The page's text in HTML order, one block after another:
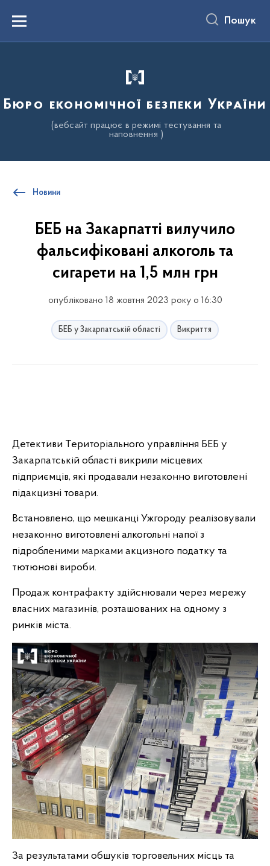
вмістуMenu Пошук
Бюро економічної безпеки України
(вебсайт працює в режимі тестування та
наповнення )
Новини
БЕБ на Закарпатті вилучило
фальсифіковані алкоголь та
сигарети на 1,5 млн грн
опубліковано 18 жовтня 2023 року о 16:30
БЕБ у Закарпатській області Викриття
Детективи Територіального управління БЕБ у
Закарпатській області викрили місцевих
підприємців, які продавали незаконно виготовлені
підакцизні товари.
Встановлено, що мешканці Ужгороду реалізовували
незаконно виготовлені алкогольні напої з
підробленими марками акцизного податку та
тютюнові вироби.
Продаж контрафакту здійснювали через мережу
власних магазинів, розташованих на одному з
ринків міста.
За результатами обшуків торговельних місць та